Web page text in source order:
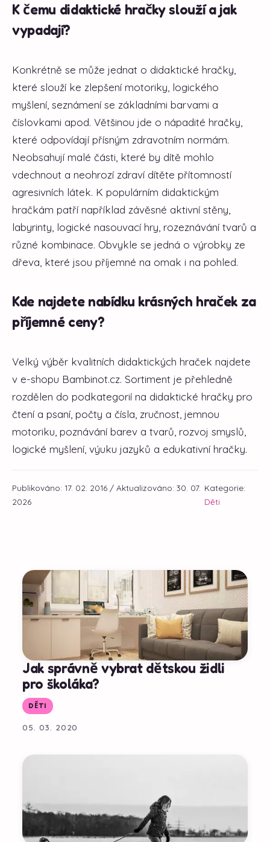
K čemu didaktické hračky slouží a jak
vypadají?
Konkrétně se může jednat o didaktické hračky,
které slouží ke zlepšení motoriky, logického
myšlení, seznámení se základními barvami a
číslovkami apod. Většinou jde o nápadité hračky,
které odpovídají přísným zdravotním normám.
Neobsahují malé části, které by dítě mohlo
vdechnout a neohrozí zdraví dítěte přítomností
agresivních látek. K populárním didaktickým
hračkám patří například závěsné aktivní stěny,
labyrinty, logické nasouvací hry, rozeznávání tvarů a
různé kombinace. Obvykle se jedná o výrobky ze
dřeva, které jsou příjemné na omak i na pohled.
Kde najdete nabídku krásných hraček za
příjemné ceny?
Velký výběr kvalitních didaktických hraček najdete
v e-shopu Bambinot.cz. Sortiment je přehledně
rozdělen do podkategorií na didaktické hračky pro
čtení a psaní, počty a čísla, zručnost, jemnou
motoriku, poznávání barev a tvarů, rozvoj smyslů,
logické myšlení, výuku jazyků a edukativní hračky.
Publikováno: 17. 02. 2016 / Aktualizováno: 30. 07.
2026
Kategorie:
Děti
Jak správně vybrat dětskou židli
pro školáka?
DĚTI
05. 03. 2020